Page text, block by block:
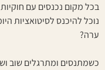
בכל מקום נכנסים עם
נוכל להיכנס לסיטואציות
ערה?
כשמתנסים ומתרגלים שוב